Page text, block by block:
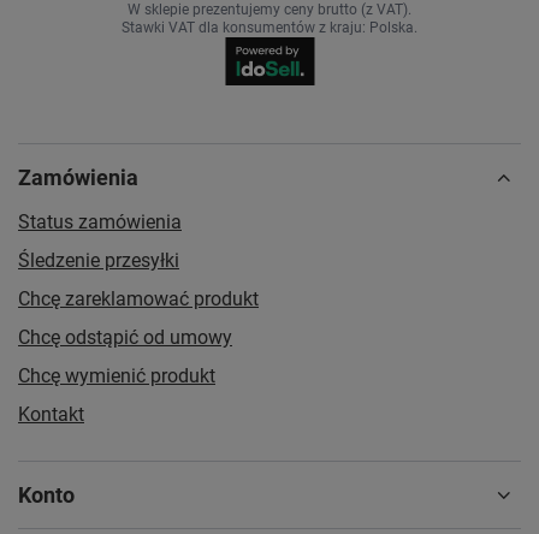
W sklepie prezentujemy ceny brutto (z VAT).
Stawki VAT dla konsumentów z kraju: Polska.
Zamówienia
Status zamówienia
Śledzenie przesyłki
Chcę zareklamować produkt
Chcę odstąpić od umowy
Chcę wymienić produkt
Kontakt
Konto